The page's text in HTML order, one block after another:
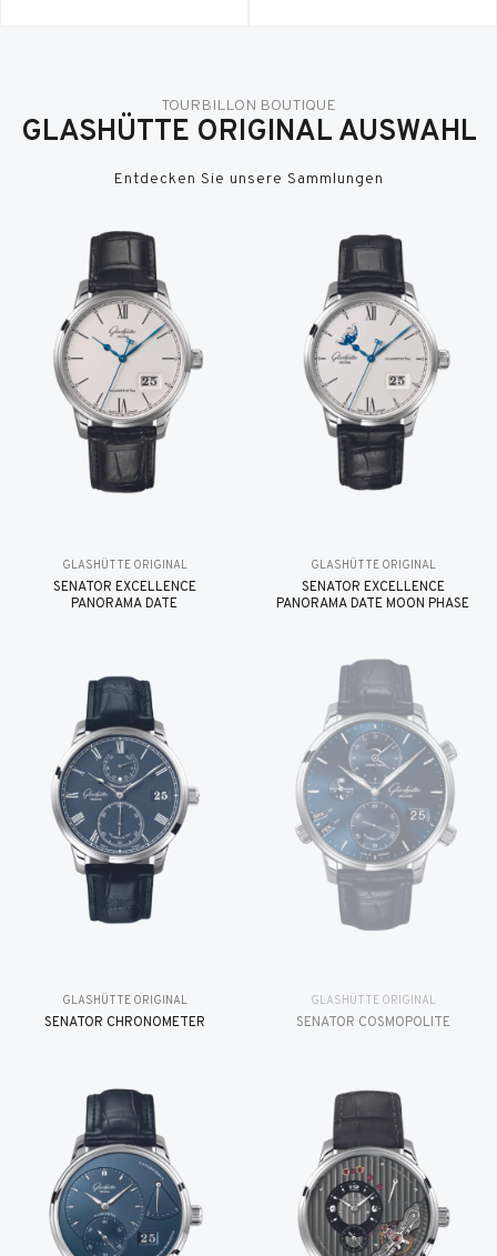
TOURBILLON BOUTIQUE
GLASHÜTTE ORIGINAL AUSWAHL
Entdecken Sie unsere Sammlungen
GLASHÜTTE ORIGINAL
SENATOR EXCELLENCE
PANORAMA DATE
GLASHÜTTE ORIGINAL
SENATOR EXCELLENCE
PANORAMA DATE MOON PHASE
GLASHÜTTE ORIGINAL
SENATOR CHRONOMETER
GLASHÜTTE ORIGINAL
SENATOR COSMOPOLITE